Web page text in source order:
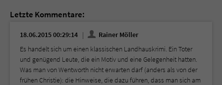
Letzte Kommentare:
18.06.2015 00:29:14
Rainer Möller
Es handelt sich um einen klassischen Landhauskrimi. Ein Toter
und genügend Leute, die ein Motiv und eine Gelegenheit hatten.
Was man von Wentworth nicht erwarten darf (anders als von der
frühen Christie): die Hinweise, die dazu führen, dass man sich am